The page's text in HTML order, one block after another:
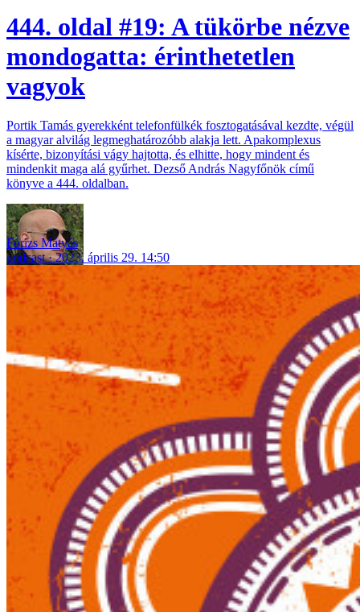
444. oldal #19: A tükörbe nézve
mondogatta: érinthetetlen
vagyok
Portik Tamás gyerekként telefonfülkék fosztogatásával kezdte, végül
a magyar alvilág legmeghatározóbb alakja lett. Apakomplexus
kísérte, bizonyítási vágy hajtotta, és elhitte, hogy mindent és
mindenkit maga alá gyűrhet. Dezső András Nagyfőnök című
könyve a 444. oldalban.
Fórizs Mátyás
podcast
2023. április 29. 14:50